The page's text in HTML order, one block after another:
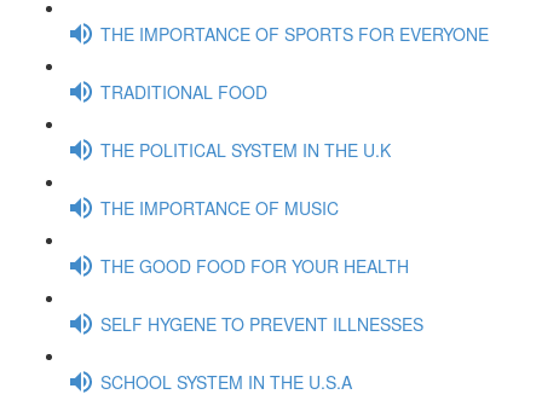
THE IMPORTANCE OF SPORTS FOR EVERYONE
TRADITIONAL FOOD
THE POLITICAL SYSTEM IN THE U.K
THE IMPORTANCE OF MUSIC
THE GOOD FOOD FOR YOUR HEALTH
SELF HYGENE TO PREVENT ILLNESSES
SCHOOL SYSTEM IN THE U.S.A